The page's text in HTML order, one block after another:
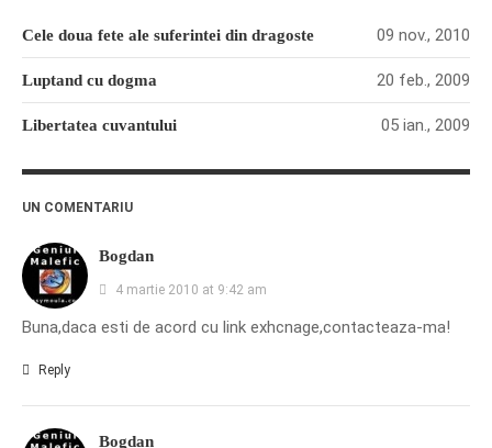
Cele doua fete ale suferintei din dragoste 09 nov., 2010
Luptand cu dogma 20 feb., 2009
Libertatea cuvantului 05 ian., 2009
UN COMENTARIU
Bogdan
4 martie 2010 at 9:42 am
Buna,daca esti de acord cu link exhcnage,contacteaza-ma!
Reply
Bogdan